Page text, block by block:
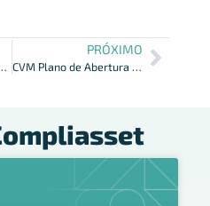
de Investimento É Publicado
PRÓXIMO
CVM Plano de Abertura de Dados da CVM em 2022 Foi Concluído